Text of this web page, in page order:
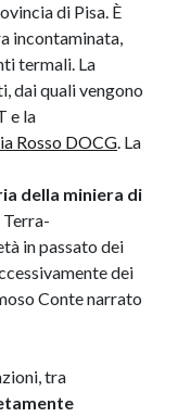
di Pisa. È
incontaminata,
termali. La
dai quali vengono
e la
Rosso DOCG. La
della miniera di
Terra-
in passato dei
dei
Conte narrato
tra